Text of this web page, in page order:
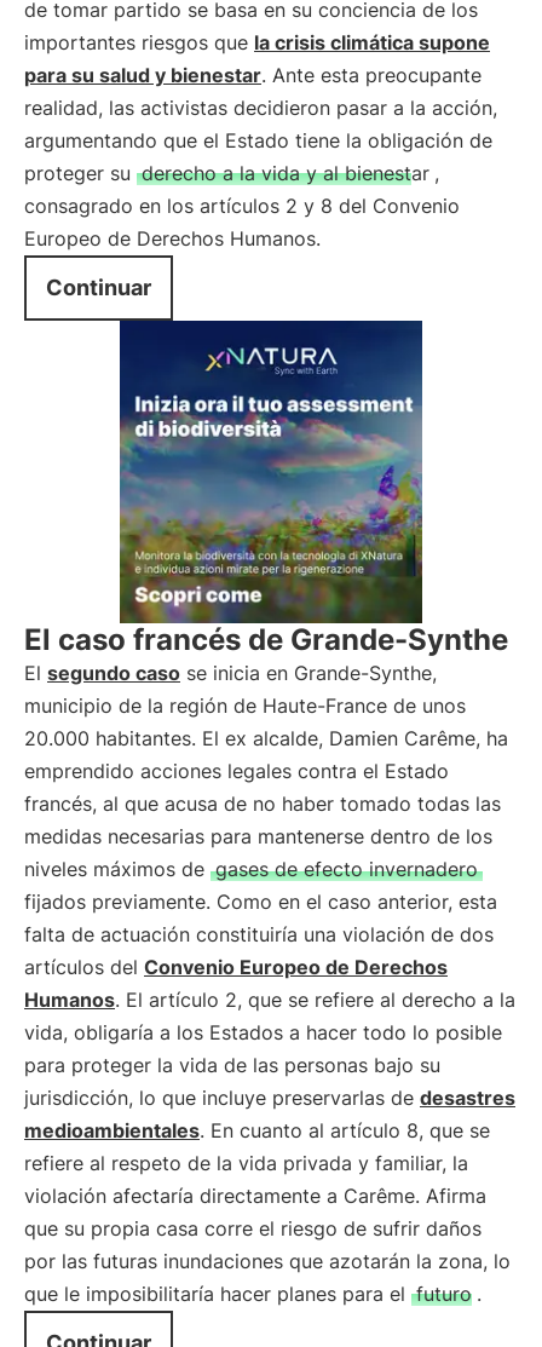
de tomar partido se basa en su conciencia de los
importantes riesgos que la crisis climática supone
para su salud y bienestar. Ante esta preocupante
realidad, las activistas decidieron pasar a la acción,
argumentando que el Estado tiene la obligación de
proteger su derecho a la vida y al bienestar ,
consagrado en los artículos 2 y 8 del Convenio
Europeo de Derechos Humanos.
Continuar
El caso francés de Grande-Synthe
El segundo caso se inicia en Grande-Synthe,
municipio de la región de Haute-France de unos
20.000 habitantes. El ex alcalde, Damien Carême, ha
emprendido acciones legales contra el Estado
francés, al que acusa de no haber tomado todas las
medidas necesarias para mantenerse dentro de los
niveles máximos de gases de efecto invernadero
fijados previamente. Como en el caso anterior, esta
falta de actuación constituiría una violación de dos
artículos del Convenio Europeo de Derechos
Humanos. El artículo 2, que se refiere al derecho a la
vida, obligaría a los Estados a hacer todo lo posible
para proteger la vida de las personas bajo su
jurisdicción, lo que incluye preservarlas de desastres
medioambientales. En cuanto al artículo 8, que se
refiere al respeto de la vida privada y familiar, la
violación afectaría directamente a Carême. Afirma
que su propia casa corre el riesgo de sufrir daños
por las futuras inundaciones que azotarán la zona, lo
que le imposibilitaría hacer planes para el futuro .